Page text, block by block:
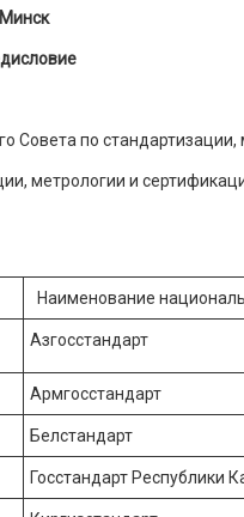
Минск
Совета по стандартизации,
метрологии и
Наименование
Азгосстандарт
Армгосстандарт
Белстандарт
Госстандарт Республики